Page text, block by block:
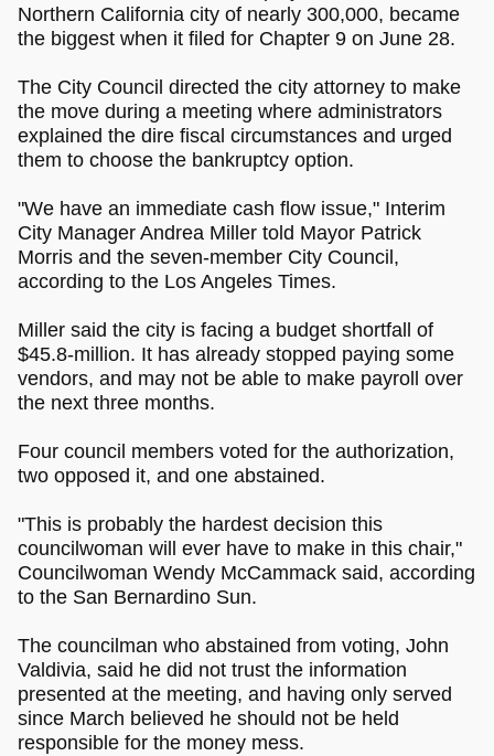
Northern California city of nearly 300,000, became
the biggest when it filed for Chapter 9 on June 28.
The City Council directed the city attorney to make
the move during a meeting where administrators
explained the dire fiscal circumstances and urged
them to choose the bankruptcy option.
"We have an immediate cash flow issue," Interim
City Manager Andrea Miller told Mayor Patrick
Morris and the seven-member City Council,
according to the Los Angeles Times.
Miller said the city is facing a budget shortfall of
$45.8-million. It has already stopped paying some
vendors, and may not be able to make payroll over
the next three months.
Four council members voted for the authorization,
two opposed it, and one abstained.
"This is probably the hardest decision this
councilwoman will ever have to make in this chair,"
Councilwoman Wendy McCammack said, according
to the San Bernardino Sun.
The councilman who abstained from voting, John
Valdivia, said he did not trust the information
presented at the meeting, and having only served
since March believed he should not be held
responsible for the money mess.